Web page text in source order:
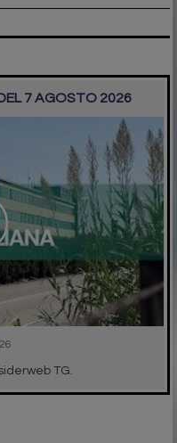
7 AGOSTO 2026
TG.